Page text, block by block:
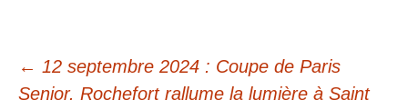
← 12 septembre 2024 : Coupe de Paris
Senior. Rochefort rallume la lumière à Saint